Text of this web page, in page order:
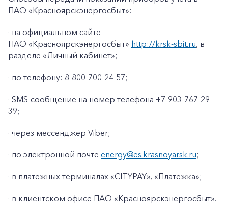
Частным клиентам
Корпоративным клиентам
ПАО «Красноярскэнергосбыт»:
· на официальном сайте
ПАО «Красноярскэнергосбыт» http://krsk-sbit.ru, в
разделе «Личный кабинет»;
· по телефону: 8-800-700-24-57;
· SMS-сообщение на номер телефона +7-903-767-29-
39;
· через мессенджер Viber;
· по электронной почте energy@es.krasnoyarsk.ru;
· в платежных терминалах «CITYPAY», «Платежка»;
· в клиентском офисе ПАО «Красноярскэнергосбыт».